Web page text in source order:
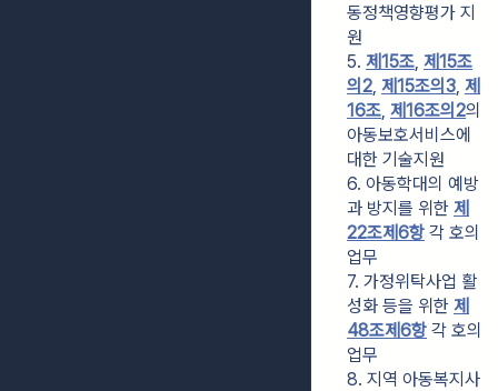
동정책영향평가 지
원
5. 제15조, 제15조
의2, 제15조의3, 제
16조, 제16조의2의
아동보호서비스에
대한 기술지원
6. 아동학대의 예방
과 방지를 위한 제
22조제6항 각 호의
업무
7. 가정위탁사업 활
성화 등을 위한 제
48조제6항 각 호의
업무
8. 지역 아동복지사